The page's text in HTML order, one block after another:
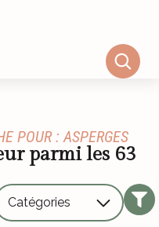
POUR : ASPERGES
parmi les 63